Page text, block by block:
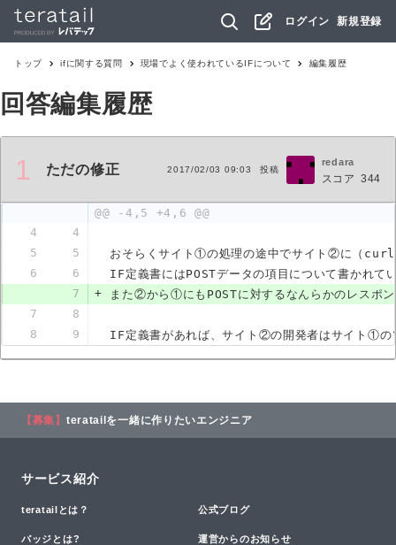
ログイン 新規登録
トップ ifに関する質問 現場でよく使われているIFについて 編集履歴
回答編集履歴
1 ただの修正 2017/02/03 09:03 投稿
redara
スコア 344
@@ -4,5 +4,6 @@
4
4
5
5
おそらくサイト①の処理の途中でサイト②に（curl
6
6
IF定義書にはPOSTデータの項目について書かれて
7
+
また②から①にもPOSTに対するなんらかのレスポ
7
8
8
9 IF定義書があれば、サイト②の開発者はサイト①の
【募集】 teratailを一緒に作りたいエンジニア
サービス紹介
teratailとは？ 公式ブログ
バッジとは? 運営からのお知らせ